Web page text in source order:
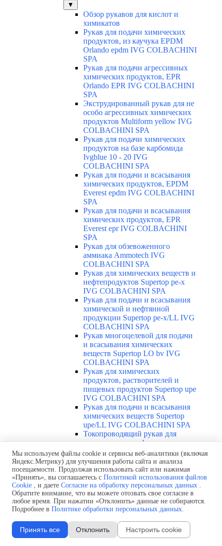
▼
Обзор рукавов для кислот и
химикатов
Рукав для подачи химических
продуктов, из каучука EPDM
Orlando epdm IVG COLBACHINI
SPA
Рукав для подачи агрессивных
химических продуктов, EPR
Orlando EPR IVG COLBACHINI
SPA
Экструдированный рукав для не
особо агрессивных химических
продуктов Multiform yellow IVG
COLBACHINI SPA
Рукав для подачи химических
продуктов на базе карбомида
Ivgblue 10 - 20 IVG
COLBACHINI SPA
Рукав для подачи и всасывания
химических продуктов, EPDM
Everest epdm IVG COLBACHINI
SPA
Рукав для подачи и всасывания
химических продуктов, EPR
Everest epr IVG COLBACHINI
SPA
Рукав для обзевоженного
аммиака Ammotech IVG
COLBACHINI SPA
Рукав для химических веществ и
нефтепродуктов Supertop pe-x
IVG COLBACHINI SPA
Рукав для подачи и всасывания
химической и нефтянной
продукции Supertop pe-x/LL IVG
COLBACHINI SPA
Рукав многоцелевой для подачи
и всасывания химических
веществ Supertop LO bv IVG
COLBACHINI SPA
Рукав для химических
продуктов, растворителей и
пищевых продуктов Supertop upe
IVG COLBACHINI SPA
Рукав для подачи и всасывания
химических веществ Supertop
upe/LL IVG COLBACHINI SPA
Токопроводящий рукав для
химических и нефтянных
продуктов Supertop upe cond/LL
IVG COLBACHINI SPA
Токопроводящий рукав для
химических и пищевых
продуктов Thunderflex IVG
COLBACHINI SPA
Рукав для химических веществ и
растворителей Teflex IVG
COLBACHINI SPA
Рукав для химических веществ и
Мы используем файлы cookie и сервисы веб-аналитики (включая
Яндекс.Метрику) для улучшения работы сайта и анализа
посещаемости. Продолжая использовать сайт или нажимая
«Принять», вы соглашаетесь с Политикой использования файлов
Cookie , и даете Согласие на обработку персональных данных .
Обратите внимание, что вы можете отозвать свое согласие в
любое время. При нажатии «Отклонить» данные не собираются.
Подробнее в Политике обработки персональных данных.
Принять все Отклонить Настроить cookie